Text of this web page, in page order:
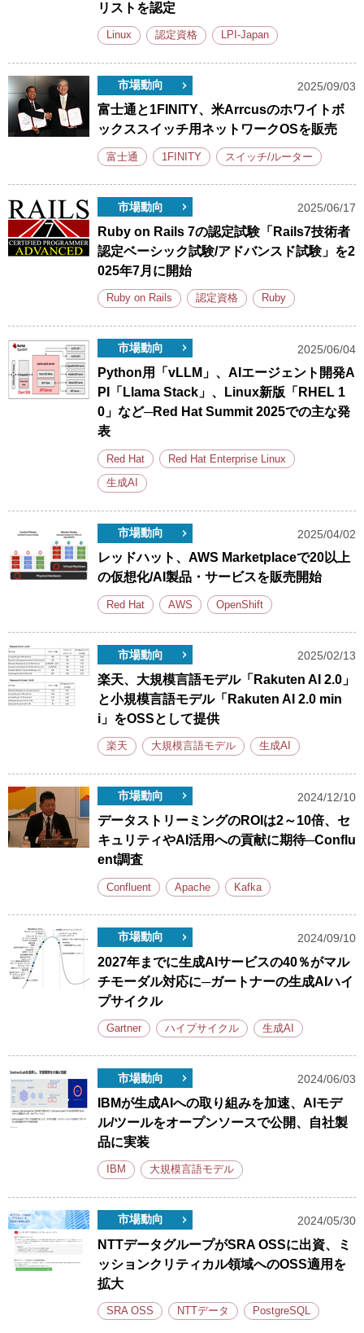
リストを認定
Linux 認定資格 LPI-Japan
市場動向 2025/09/03
富士通と1FINITY、米Arrcusのホワイトボ
ックススイッチ用ネットワークOSを販売
富士通 1FINITY スイッチ/ルーター
市場動向 2025/06/17
Ruby on Rails 7の認定試験「Rails7技術者
認定ベーシック試験/アドバンスド試験」を2
025年7月に開始
Ruby on Rails 認定資格 Ruby
市場動向 2025/06/04
Python用「vLLM」、AIエージェント開発A
PI「Llama Stack」、Linux新版「RHEL 1
0」など─Red Hat Summit 2025での主な発
表
Red Hat Red Hat Enterprise Linux
生成AI
市場動向 2025/04/02
レッドハット、AWS Marketplaceで20以上
の仮想化/AI製品・サービスを販売開始
Red Hat AWS OpenShift
市場動向 2025/02/13
楽天、大規模言語モデル「Rakuten AI 2.0」
と小規模言語モデル「Rakuten AI 2.0 min
i」をOSSとして提供
楽天 大規模言語モデル 生成AI
市場動向 2024/12/10
データストリーミングのROIは2～10倍、セ
キュリティやAI活用への貢献に期待─Conflu
ent調査
Confluent Apache Kafka
市場動向 2024/09/10
2027年までに生成AIサービスの40％がマル
チモーダル対応に─ガートナーの生成AIハイ
プサイクル
Gartner ハイプサイクル 生成AI
市場動向 2024/06/03
IBMが生成AIへの取り組みを加速、AIモデ
ル/ツールをオープンソースで公開、自社製
品に実装
IBM 大規模言語モデル
市場動向 2024/05/30
NTTデータグループがSRA OSSに出資、ミ
ッションクリティカル領域へのOSS適用を
拡大
SRA OSS NTTデータ PostgreSQL